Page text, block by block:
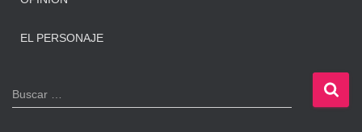
EL PERSONAJE
B
u
Buscar …